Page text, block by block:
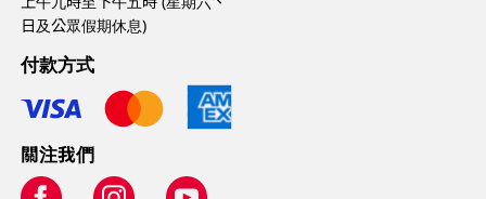
日及公眾假期休息)
付款方式
關注我們